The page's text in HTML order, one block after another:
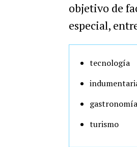
objetivo de
especial,
tecnología
gastronomía
turismo